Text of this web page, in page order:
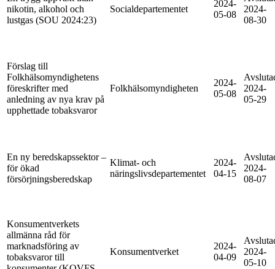
nikotin, alkohol och
lustgas (SOU 2024:23)
Socialdepartementet
2024-
05-08
2024-
08-30
Förslag till
Folkhälsomyndighetens
föreskrifter med
anledning av nya krav på
upphettade tobaksvaror
Folkhälsomyndigheten
2024-
05-08
2024-
05-29
En ny beredskapssektor –
för ökad
försörjningsberedskap
Klimat- och
näringslivsdepartementet
2024-
04-15
2024-
08-07
Konsumentverkets
allmänna råd för
marknadsföring av
tobaksvaror till
Konsumentverket
2024-
04-09
2024-
05-10